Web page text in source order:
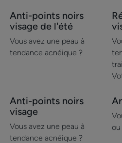
de
l'été
Découvrir
Anti-
points
noirs
Anti-points noirs
visage de l'été
Vous avez une peau à
tendance acnéique ?
Découvrir
Anti-
points
noirs
Anti-points noirs
visage
Vous avez une peau à
tendance acnéique ?
ou